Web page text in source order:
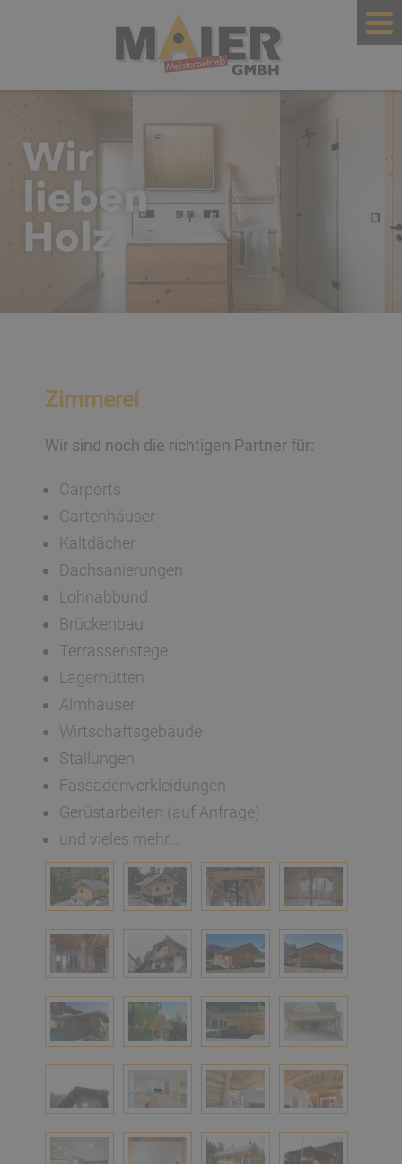
Zimmerei
Wir sind noch die richtigen Partner für:
Carports
Gartenhäuser
Kaltdächer
Dachsanierungen
Lohnabbund
Brückenbau
Terrassenstege
Lagerhütten
Almhäuser
Wirtschaftsgebäude
Stallungen
Fassadenverkleidungen
Gerüstarbeiten (auf Anfrage)
und vieles mehr...